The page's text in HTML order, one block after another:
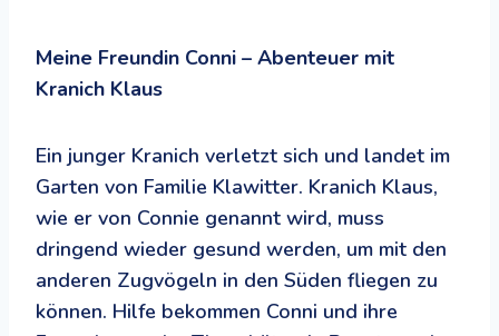
Meine Freundin Conni – Abenteuer mit
Kranich Klaus
Ein junger Kranich verletzt sich und landet im
Garten von Familie Klawitter. Kranich Klaus,
wie er von Connie genannt wird, muss
dringend wieder gesund werden, um mit den
anderen Zugvögeln in den Süden fliegen zu
können. Hilfe bekommen Conni und ihre